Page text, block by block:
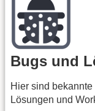
Bugs und
Hier sind
Lösungen und